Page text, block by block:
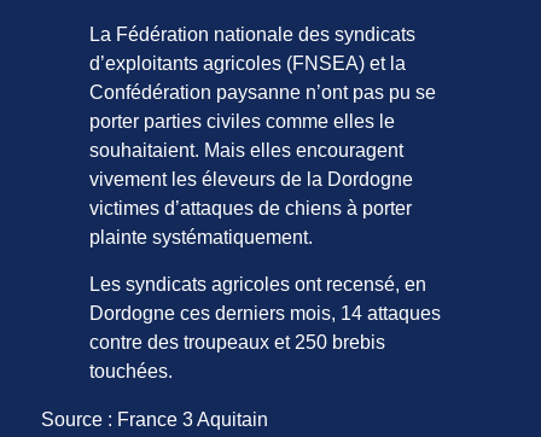
La Fédération nationale des syndicats
d’exploitants agricoles (FNSEA) et la
Confédération paysanne n’ont pas pu se
porter parties civiles comme elles le
souhaitaient. Mais elles encouragent
vivement les éleveurs de la Dordogne
victimes d’attaques de chiens à porter
plainte systématiquement.
Les syndicats agricoles ont recensé, en
Dordogne ces derniers mois, 14 attaques
contre des troupeaux et 250 brebis
touchées.
Source : France 3 Aquitain